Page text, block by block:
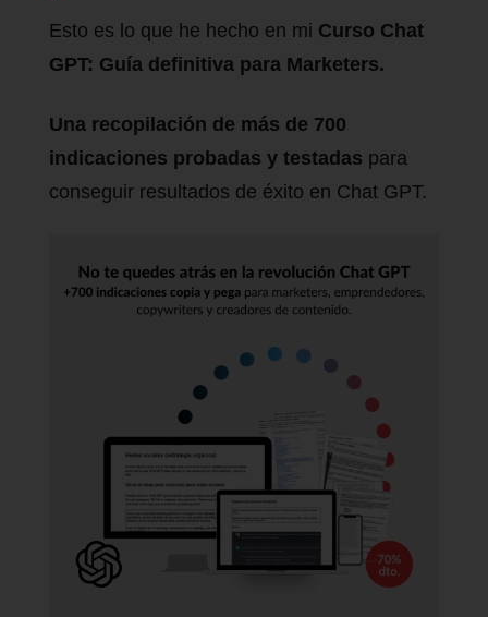
Esto es lo que he hecho en mi Curso Chat
GPT: Guía definitiva para Marketers.
Una recopilación de más de 700
indicaciones probadas y testadas para
conseguir resultados de éxito en Chat GPT.